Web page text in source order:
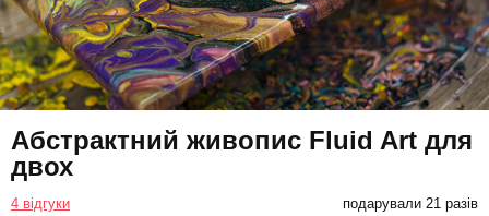
Абстрактний живопис Fluid Art для
двох
4 відгуки подарували 21 разів